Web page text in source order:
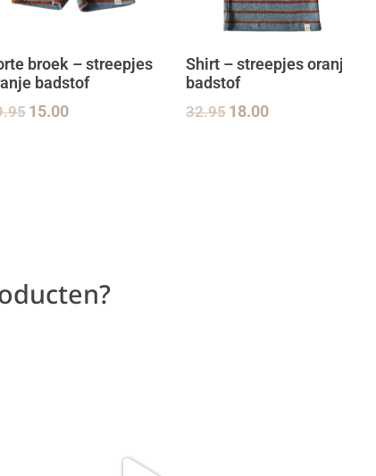
broek – streepjes
badstof
15.00
Shirt – streepjes oranje
badstof
32.95 18.00